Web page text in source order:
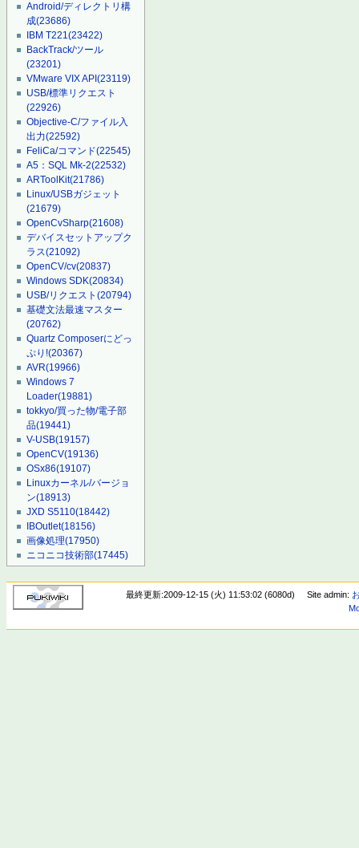
Android/ディレクトリ構
成(23686)
IBM T221(23422)
BackTrack/ツール
(23201)
VMware VIX API(23119)
USB/標準リクエスト
(22926)
Objective-C/ファイル入
出力(22592)
FeliCa/コマンド(22545)
A5：SQL Mk-2(22532)
ARToolKit(21786)
Linux/USBガジェット
(21679)
OpenCvSharp(21608)
デバイスセットアップク
ラス(21092)
OpenCV/cv(20837)
Windows SDK(20834)
USB/リクエスト(20794)
基礎文法最速マスター
(20762)
Quartz Composerにどっ
ぷり!(20367)
AVR(19966)
Windows 7
Loader(19881)
tokkyo/買った物/電子部
品(19441)
V-USB(19157)
OpenCV(19136)
OSx86(19107)
Linuxカーネル/バージョ
ン(18913)
JXD S5110(18442)
IBOutlet(18156)
画像処理(17950)
ニコニコ技術部(17445)
最終更新:2009-12-15 (火) 11:53:02 (6080d) Site admin: